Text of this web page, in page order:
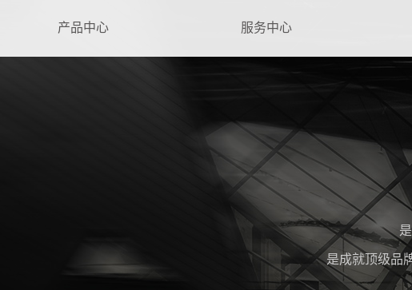
产品中心 服务中心
是成就顶级品